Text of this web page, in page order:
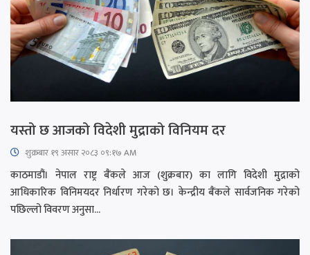
यस्तो छ आजको विदेशी मुद्राको विनियम दर
शुक्रबार​ १९ असार २०८३ ०९:१७ AM
काठमाडौं। नेपाल राष्ट्र बैंकले आज (शुक्रबार) का लागि विदेशी मुद्राको
आधिकारिक विनिमयदर निर्धारण गरेको छ। केन्द्रीय बैंकले सार्वजनिक गरेको
पछिल्लो विवरण अनुसा...